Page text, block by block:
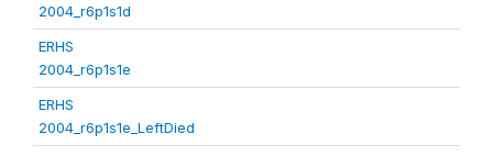
2004_r6p1s1d
ERHS
2004_r6p1s1e
ERHS
2004_r6p1s1e_LeftDied